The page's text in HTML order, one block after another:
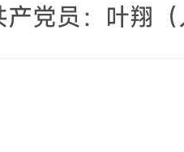
党员：叶翔（